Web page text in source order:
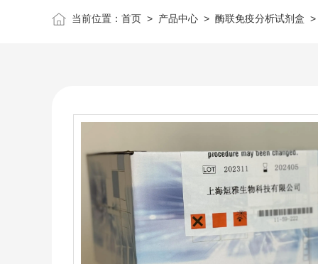
当前位置： 首页> 产品中心> 酶联免疫分析试剂盒